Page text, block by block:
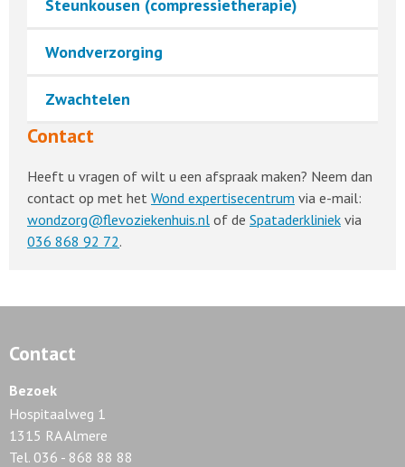
Steunkousen (compressietherapie)
Wondverzorging
Zwachtelen
Contact
Heeft u vragen of wilt u een afspraak maken? Neem dan
contact op met het Wond expertisecentrum via e-mail:
wondzorg@flevoziekenhuis.nl of de Spataderkliniek via
036 868 92 72.
Contact
Bezoek
Hospitaalweg 1
1315 RA Almere
Tel. 036 - 868 88 88